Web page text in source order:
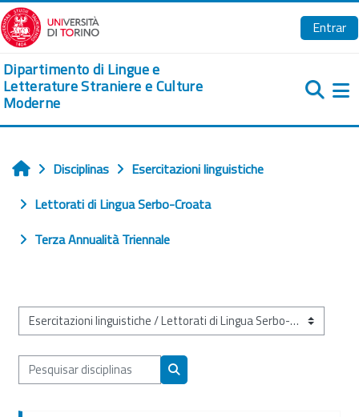
Ir para o conteúdo principal
Entrar
Dipartimento di Lingue e
Letterature Straniere e Culture
Moderne
Início
Disciplinas
Esercitazioni linguistiche
Lettorati di Lingua Serbo-Croata
Terza Annualità Triennale
Categorias de disciplinas
Pesquisar disciplinas
Pesquisar disciplinas